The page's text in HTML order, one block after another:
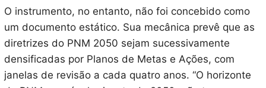
O instrumento, no entanto, não foi concebido como
um documento estático. Sua mecânica prevê que as
diretrizes do PNM 2050 sejam sucessivamente
densificadas por Planos de Metas e Ações, com
janelas de revisão a cada quatro anos. “O horizonte